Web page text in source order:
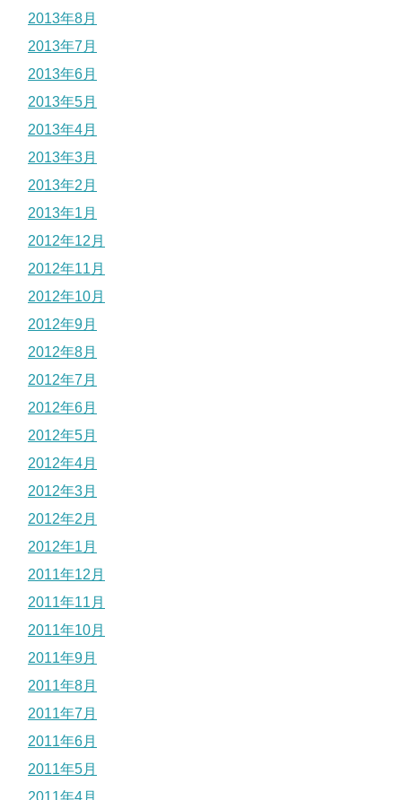
2013年8月
2013年7月
2013年6月
2013年5月
2013年4月
2013年3月
2013年2月
2013年1月
2012年12月
2012年11月
2012年10月
2012年9月
2012年8月
2012年7月
2012年6月
2012年5月
2012年4月
2012年3月
2012年2月
2012年1月
2011年12月
2011年11月
2011年10月
2011年9月
2011年8月
2011年7月
2011年6月
2011年5月